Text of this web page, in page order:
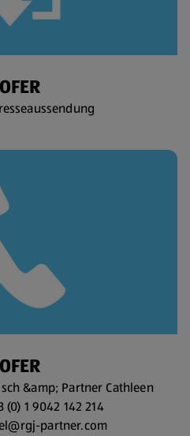
&amp; Partner Cathleen
(0) 1 9042 142 214
partner.com